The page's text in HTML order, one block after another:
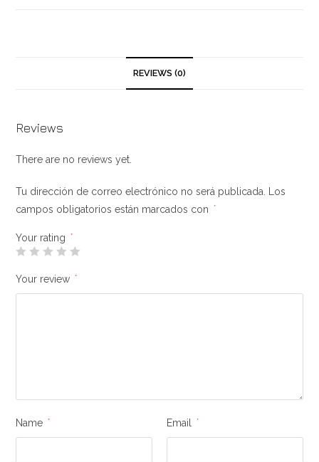
REVIEWS (0)
Reviews
There are no reviews yet.
Tu dirección de correo electrónico no será publicada.
Los
campos obligatorios están marcados con
*
Your rating *
Your review *
Name * Email *